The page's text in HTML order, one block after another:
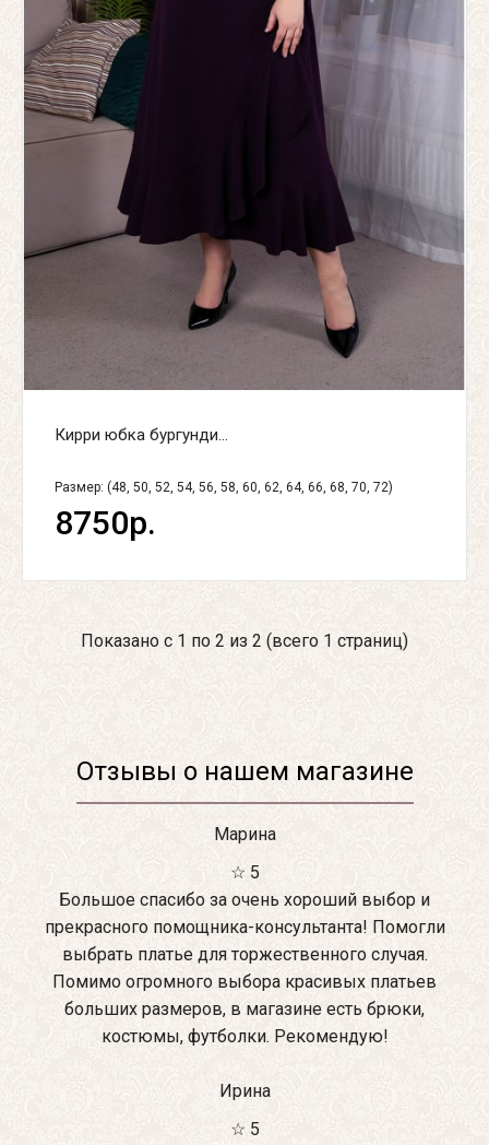
Кирри юбка бургунди...
Размер: (48, 50, 52, 54, 56, 58, 60, 62, 64, 66, 68, 70, 72)
8750р.
Показано с 1 по 2 из 2 (всего 1 страниц)
Отзывы о нашем магазине
Марина
☆ 5
Большое спасибо за очень хороший выбор и
прекрасного помощника-консультанта! Помогли
выбрать платье для торжественного случая.
Помимо огромного выбора красивых платьев
больших размеров, в магазине есть брюки,
костюмы, футболки. Рекомендую!
Ирина
☆ 5